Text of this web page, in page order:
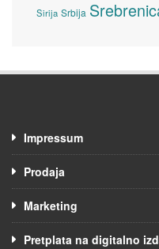
Sirija Srbija
Impressum
Prodaja
Marketing
Pretplata na digitalno